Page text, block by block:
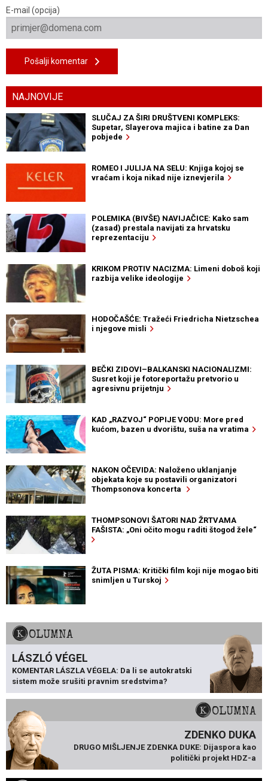
E-mail (opcija)
Pošalji komentar
NAJNOVIJE
SLUČAJ ZA ŠIRI DRUŠTVENI KOMPLEKS:
Supetar, Slayerova majica i batine za Dan
pobjede
ROMEO I JULIJA NA SELU: Knjiga kojoj se
vraćam i koja nikad nije iznevjerila
POLEMIKA (BIVŠE) NAVIJAČICE: Kako sam
(zasad) prestala navijati za hrvatsku
reprezentaciju
KRIKOM PROTIV NACIZMA: Limeni doboš koji
razbija velike ideologije
HODOČAŠĆE: Tražeći Friedricha Nietzschea
i njegove misli
BEČKI ZIDOVI–BALKANSKI NACIONALIZMI:
Susret koji je fotoreportažu pretvorio u
agresivnu prijetnju
KAD „RAZVOJ“ POPIJE VODU: More pred
kućom, bazen u dvorištu, suša na vratima
NAKON OČEVIDA: Naloženo uklanjanje
objekata koje su postavili organizatori
Thompsonova koncerta
THOMPSONOVI ŠATORI NAD ŽRTVAMA
FAŠISTA: „Oni očito mogu raditi štogod žele“
ŽUTA PISMA: Kritički film koji nije mogao biti
snimljen u Turskoj
KOLUMNA
LÁSZLÓ VÉGEL
KOMENTAR LÁSZLA VÉGELA: Da li se autokratski
sistem može srušiti pravnim sredstvima?
KOLUMNA
ZDENKO DUKA
DRUGO MIŠLJENJE ZDENKA DUKE: Dijaspora kao
politički projekt HDZ-a